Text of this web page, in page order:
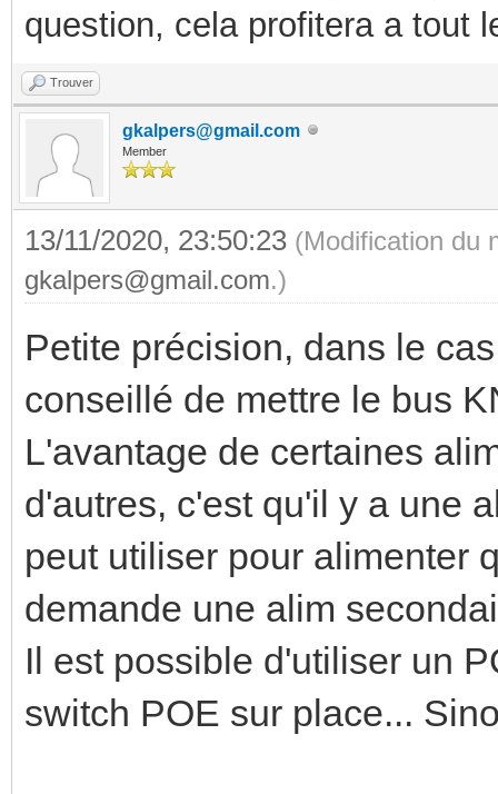
question, cela profitera a tout
Trouver
gkalpers@gmail.com
Member
13/11/2020, 23:50:23 (Modification du
gkalpers@gmail.com.)
Petite précision, dans le
conseillé de mettre le bus
L'avantage de certaines
d'autres, c'est qu'il y a une
peut utiliser pour alimenter
demande une alim
Il est possible d'utiliser un
switch POE sur place...